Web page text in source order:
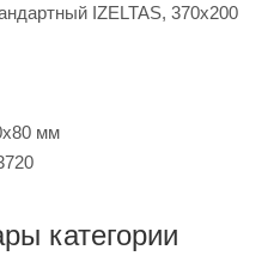
IZELTAS, 370x200
мм
категории